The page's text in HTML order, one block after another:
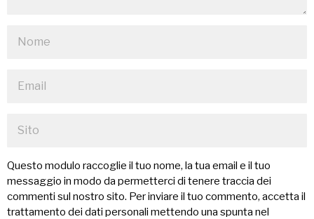
Questo modulo raccoglie il tuo nome, la tua email e il tuo
messaggio in modo da permetterci di tenere traccia dei
commenti sul nostro sito. Per inviare il tuo commento, accetta il
trattamento dei dati personali mettendo una spunta nel